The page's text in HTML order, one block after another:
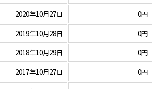
2020年10月27日 0円
2019年10月28日 0円
2018年10月29日 0円
2017年10月27日 0円